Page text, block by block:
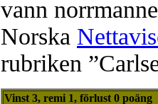
Den sjunde upplagan av
som för övrigt är den starkaste i
möten:Ding Liren-Wesley
Giri, Ian Nepomniachtchi-
Karjakin-Shakhrijar
vann
Norska
rubriken
Vinst 3, remi 1, förlust 0 poäng